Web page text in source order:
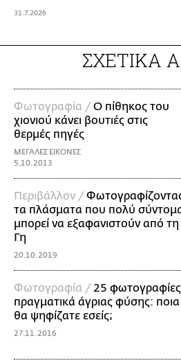
31.7.2026
ΣΧΕΤΙΚΑ
Φωτογραφία / Ο πίθηκος του
χιονιού κάνει βουτιές στις
θερμές πηγές
ΜΕΓΑΛΕΣ ΕΙΚΟΝΕΣ
5.10.2013
Περιβάλλον /
τα πλάσματα που πολύ
μπορεί να εξαφανιστούν από τη
Γη
20.10.2019
Φωτογραφία / 25 φωτογραφίες
πραγματικά άγριας φύσης: ποια
θα ψηφίζατε εσείς;
27.11.2016